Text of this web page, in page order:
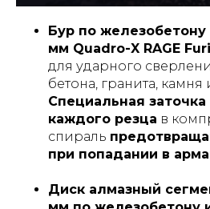
Бур по железобетону
мм Quadro-X RAGE
для ударного
бетона, гранита,
Специальная заточка
каждого резца в
спираль
при попадании в
Диск алмазный